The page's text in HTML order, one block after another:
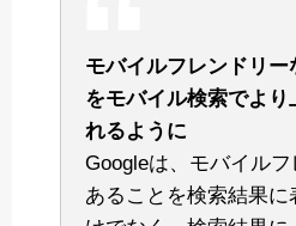
モバイルフレンドリー
をモバイル検索でより
れるように
Googleは、モバイル
あることを検索結果に